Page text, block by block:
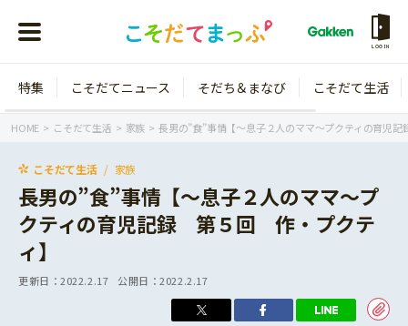
LOGIN
年齢から探す
3歳
特集 こそだてニュース そだち＆まなび こそだて生活
HOME こそだて生活 家族 長男の”食”事情【～息子２人のママ～プクティの育児
こそだて生活 家族
長男の”食”事情【～息子２人のママ～プ
クティの育児記録 第５回 作・プクテ
ィ】
更新日：2022.2.17 公開日：2022.2.17